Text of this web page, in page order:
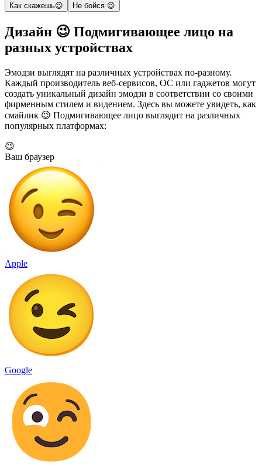
Как скажешь😉
Не бойся 😉
Дизайн 😉 Подмигивающее лицо на
разных устройствах
Эмодзи выглядят на различных устройствах по-разному.
Каждый производитель веб-сервисов, ОС или гаджетов могут
создать уникальный дизайн эмодзи в соответствии со своими
фирменным стилем и видением. Здесь вы можете увидеть, как
смайлик 😉 Подмигивающее лицо выглядит на различных
популярных платформах:
😉
Ваш браузер
Apple
Google